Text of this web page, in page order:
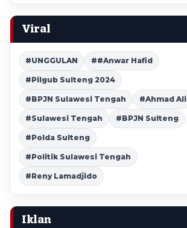
Viral
#UNGGULAN ##Anwar Hafid
#Pilgub Sulteng 2024
#BPJN Sulawesi Tengah #Ahmad Ali
#Sulawesi Tengah #BPJN Sulteng
#Polda Sulteng
#Politik Sulawesi Tengah
#Reny Lamadjido
Iklan